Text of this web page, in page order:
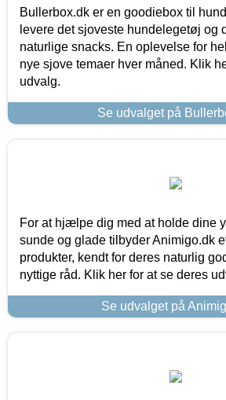
Bullerbox.dk er en goodiebox til
levere det sjoveste hundelegetøj og
naturlige snacks. En oplevelse for
nye sjove temaer hver måned. Klik
udvalg.
Se udvalget på
For at hjælpe dig med at holde dine
sunde og glade tilbyder Animigo.dk
produkter, kendt for deres naturlig
nyttige råd. Klik her for at se deres
Se udvalget på